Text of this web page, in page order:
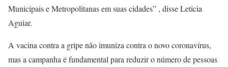
Municipais e Metropolitanas em suas cidades” , disse Leticia
Aguiar.
A vacina contra a gripe não imuniza contra o novo coronavírus,
mas a campanha é fundamental para reduzir o número de pessoas